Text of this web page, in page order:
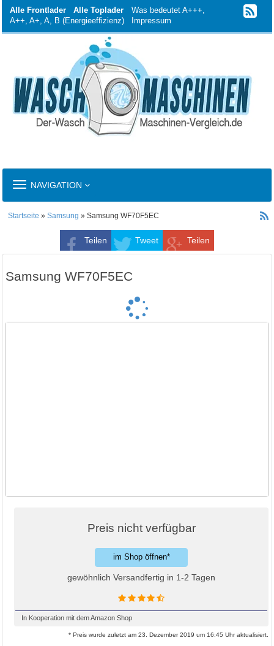
Alle Frontlader Alle Toplader
Was bedeutet A+++,
A++, A+, A, B (Energieeffizienz)
Impressum
TOGGLE
NAVIGATION
Startseite » Samsung » Samsung WF70F5EC
Teilen Tweet Teilen
Samsung WF70F5EC
Preis nicht verfügbar
im Shop öffnen*
gewöhnlich Versandfertig in 1-2 Tagen
In Kooperation mit dem Amazon Shop
* Preis wurde zuletzt am 23. Dezember 2019 um 16:45 Uhr aktualisiert.